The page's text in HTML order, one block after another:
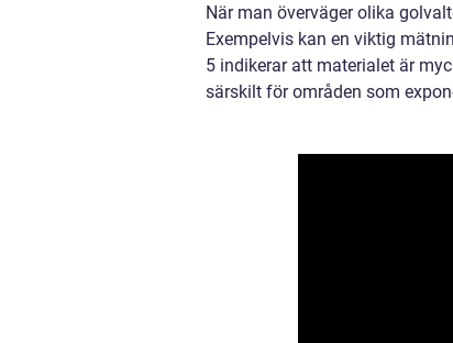
När man överväger olika
Exempelvis kan en viktig
5 indikerar att materialet är
särskilt för områden som